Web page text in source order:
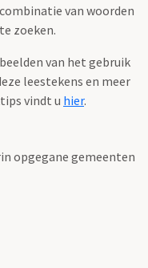
combinatie van woorden
te zoeken.
van het gebruik
leestekens en meer
vindt u hier.
opgegane gemeenten